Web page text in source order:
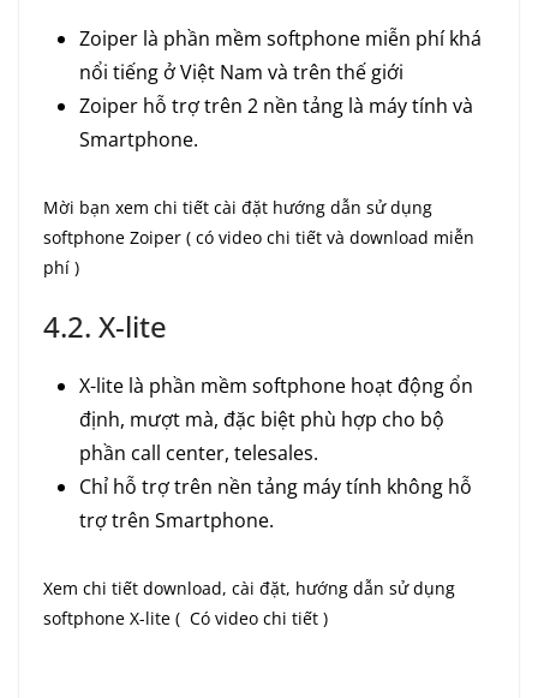
Zoiper là phần mềm softphone miễn phí khá
nổi tiếng ở Việt Nam và trên thế giới
Zoiper hỗ trợ trên 2 nền tảng là máy tính và
Smartphone.
Mời bạn xem chi tiết cài đặt hướng dẫn sử dụng
softphone Zoiper ( có video chi tiết và download miễn
phí )
4.2. X-lite
X-lite là phần mềm softphone hoạt động ổn
định, mượt mà, đặc biệt phù hợp cho bộ
phần call center, telesales.
Chỉ hỗ trợ trên nền tảng máy tính không hỗ
trợ trên Smartphone.
Xem chi tiết download, cài đặt, hướng dẫn sử dụng
softphone X-lite ( Có video chi tiết )